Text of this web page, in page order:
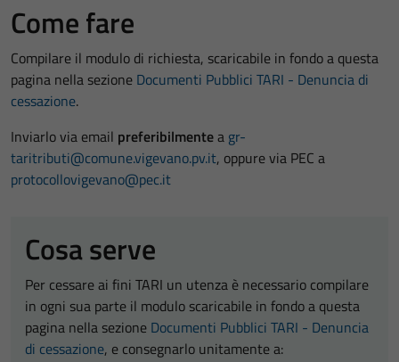
Come fare
Compilare il modulo di richiesta, scaricabile in fondo a questa
pagina nella sezione Documenti Pubblici TARI - Denuncia di
cessazione.
Inviarlo via email preferibilmentea gr-
taritributi@comune.vigevano.pv.it, oppure via PEC a
protocollovigevano@pec.it
Cosa serve
Per cessare ai fini TARI un utenza è necessario compilare
in ogni sua parte il modulo scaricabile in fondo a questa
pagina nella sezione Documenti Pubblici TARI - Denuncia
di cessazione, e consegnarlo unitamente a: